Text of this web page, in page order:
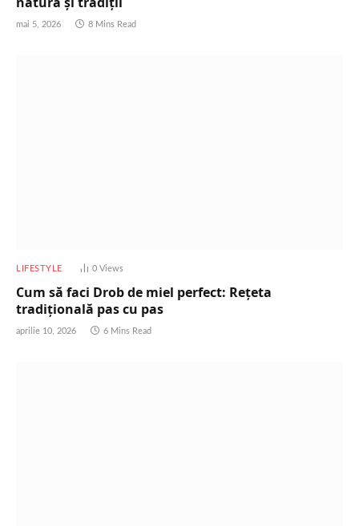
mai 5, 2026 8 Mins Read
LIFESTYLE 0 Views
Cum să faci Drob de miel perfect: Rețeta
tradițională pas cu pas
aprilie 10, 2026 6 Mins Read